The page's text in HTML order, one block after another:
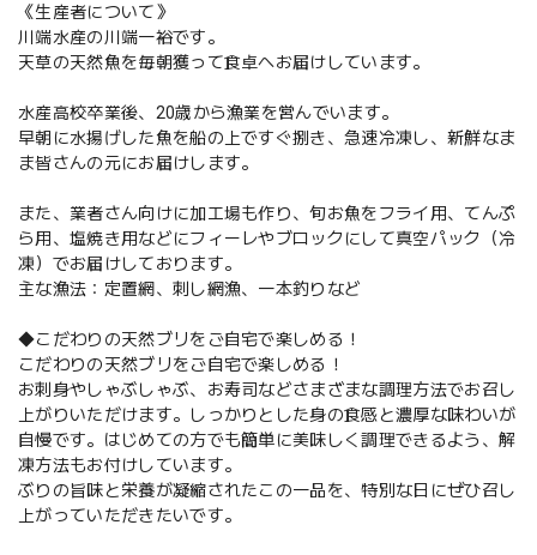
《生産者について》
川端水産の川端一裕です。
天草の天然魚を毎朝獲って食卓へお届けしています。
水産高校卒業後、20歳から漁業を営んでいます。
早朝に水揚げした魚を船の上ですぐ捌き、急速冷凍し、新鮮なま
ま皆さんの元にお届けします。
また、業者さん向けに加工場も作り、旬お魚をフライ用、てんぷ
ら用、塩焼き用などにフィーレやブロックにして真空パック（冷
凍）でお届けしております。
主な漁法：定置網、刺し網漁、一本釣りなど
◆こだわりの天然ブリをご自宅で楽しめる！
こだわりの天然ブリをご自宅で楽しめる！
お刺身やしゃぶしゃぶ、お寿司などさまざまな調理方法でお召し
上がりいただけます。しっかりとした身の食感と濃厚な味わいが
自慢です。はじめての方でも簡単に美味しく調理できるよう、解
凍方法もお付けしています。
ぶりの旨味と栄養が凝縮されたこの一品を、特別な日にぜひ召し
上がっていただきたいです。